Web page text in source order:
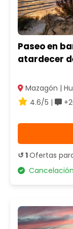
Paseo en
atardecer
Mazagón |
4.6/5 |
↺ 1Ofertas